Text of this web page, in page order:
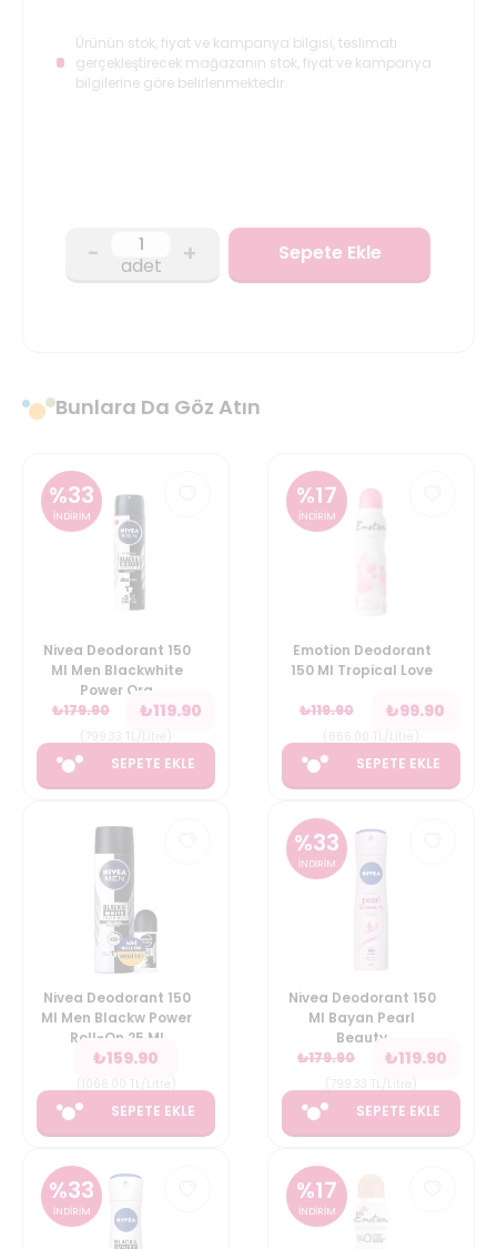
Ürünün stok, fiyat ve kampanya bilgisi, teslimatı
gerçekleştirecek mağazanın stok, fiyat ve kampanya
bilgilerine göre belirlenmektedir.
- adet + Sepete Ekle
Bunlara Da Göz Atın
%33
İNDİRİM
Nivea Deodorant 150
Ml Men Blackwhite
Power Org
₺179.90 ₺119.90
SEPETE EKLE
%17
İNDİRİM
Emotion Deodorant
150 Ml Tropical Love
₺119.90 ₺99.90
SEPETE EKLE
Nivea Deodorant 150
Ml Men Blackw Power
Roll-On 25 Ml
₺159.90
SEPETE EKLE
%33
İNDİRİM
Nivea Deodorant 150
Ml Bayan Pearl
Beauty
₺179.90 ₺119.90
SEPETE EKLE
%33
İNDİRİM
%17
İNDİRİM